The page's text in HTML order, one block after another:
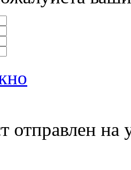
отправлен